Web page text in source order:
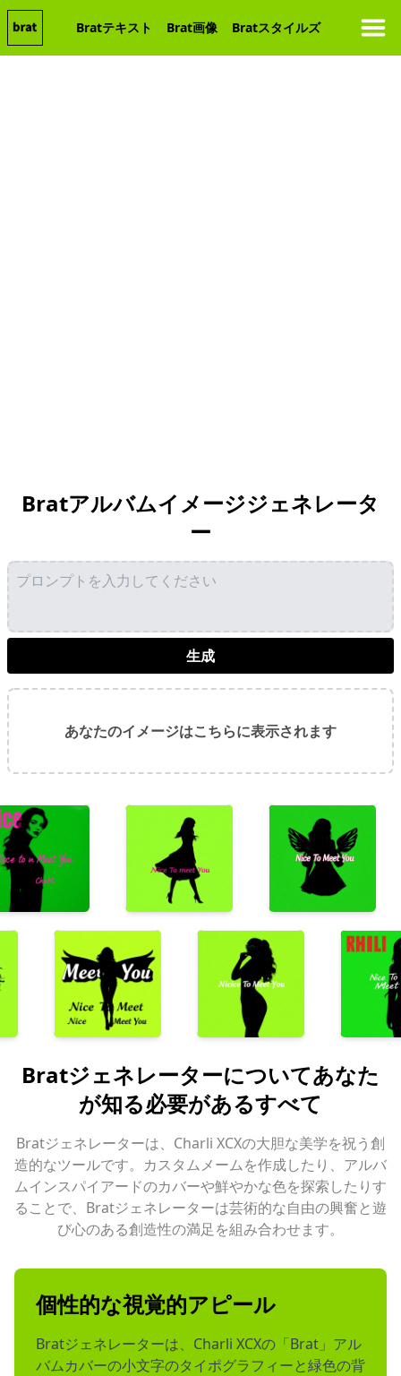
Bratテキスト Brat画像 Bratスタイルズ
Bratアルバムイメージジェネレータ
ー
生成
あなたのイメージはこちらに表示されます
brat albumbrat album
albumbrat album
brat
Bratジェネレーターについてあなた
が知る必要があるすべて
Bratジェネレーターは、Charli XCXの大胆な美学を祝う創
造的なツールです。カスタムメームを作成したり、アルバ
ムインスパイアードのカバーや鮮やかな色を探索したりす
ることで、Bratジェネレーターは芸術的な自由の興奮と遊
び心のある創造性の満足を組み合わせます。
個性的な視覚的アピール
Bratジェネレーターは、Charli XCXの「Brat」アル
バムカバーの小文字のタイポグラフィーと緑色の背